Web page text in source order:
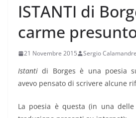
ISTANTI di
carme
21 Novembre 2015 Sergio
Istanti di Borges è una poesia
avevo pensato di scrivere alcune
La poesia è questa (in una